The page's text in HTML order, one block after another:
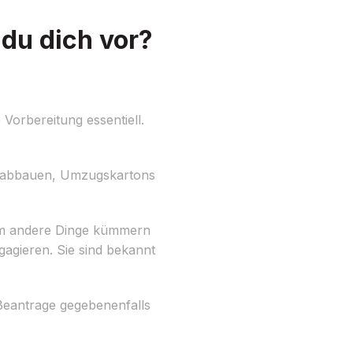
dich vor?
essentiell.
Umzugskartons
andere Dinge kümmern
Sie sind bekannt
gegebenenfalls